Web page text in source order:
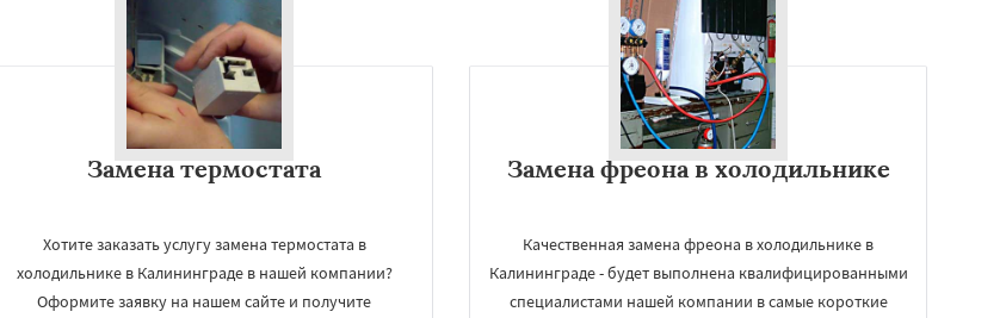
Замена термостата
Хотите заказать услугу замена термостата в
холодильнике в Калининграде в нашей компании?
Оформите заявку на нашем сайте и получите
Замена фреона в холодильнике
Качественная замена фреона в холодильнике в
Калининграде - будет выполнена квалифицированными
специалистами нашей компании в самые короткие
Даю согласие на обработку персональных данных